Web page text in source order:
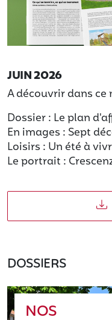
JUIN 2026
A découvrir dans ce
Dossier : Le plan
En images : Sept
Loisirs : Un été à
Le portrait :
DOSSIERS
NOS